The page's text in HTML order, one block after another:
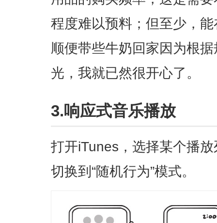
程度难以预料；但至少，
顺便带些牛奶回家因为根
光，我就已然很开心了。
3.响应式音乐播放
打开iTunes，选择某个播
切换到“随机行为”模式。